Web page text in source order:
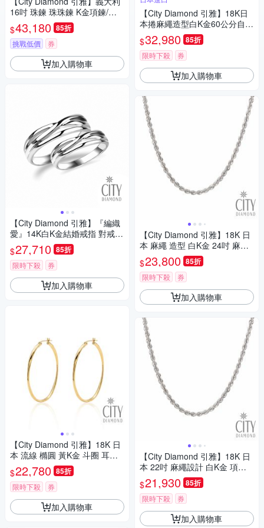
16吋 珠鍊 珠珠鍊 K金項鍊/項
鏈(浮光流影系列)
$43,180 85折
挑戰低價 券
加入購物車
【City Diamond 引雅】『編織
愛』14K白K金結婚戒指 對戒
(璀璨流光系列)
$27,710 85折
限時下殺 券
加入購物車
【City Diamond 引雅】18K 日
本 流線 橢圓 黃K金 斗圈 耳環
(東京Yuki系列)
$22,780 85折
限時下殺 券
加入購物車
【City Diamond 引雅】18K日
本捲麻繩造型白K金60公分自由
伸縮項鍊(東京Yuki系列)
$32,980 85折
限時下殺 券
加入購物車
【City Diamond 引雅】18K 日
本 麻繩 造型 白K金 24吋 麻花
鍊(東京Yuki表參道系列)
$23,800 85折
限時下殺 券
加入購物車
【City Diamond 引雅】18K 日
本 22吋 麻繩設計 白K金 項鍊
(東京Yuki表參道系列)
$21,930 85折
限時下殺 券
加入購物車